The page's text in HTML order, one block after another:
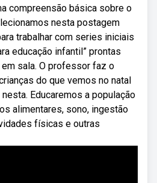
compreensão básica sobre o
nesta postagem
trabalhar com series iniciais
educação infantil” prontas
sala. O professor faz o
do que vemos no natal
Educaremos a população
alimentares, sono, ingestão
físicas e outras